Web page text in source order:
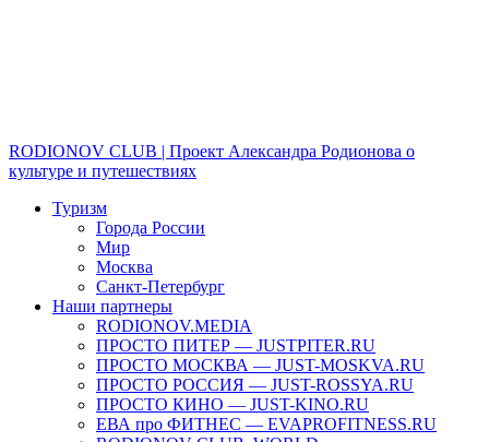
RODIONOV CLUB | Проект Александра Родионова о
культуре и путешествиях
Туризм
Города России
Мир
Москва
Санкт-Петербург
Наши партнеры
RODIONOV.MEDIA
ПРОСТО ПИТЕР — JUSTPITER.RU
ПРОСТО МОСКВА — JUST-MOSKVA.RU
ПРОСТО РОССИЯ — JUST-ROSSYA.RU
ПРОСТО КИНО — JUST-KINO.RU
ЕВА про ФИТНЕС — EVAPROFITNESS.RU